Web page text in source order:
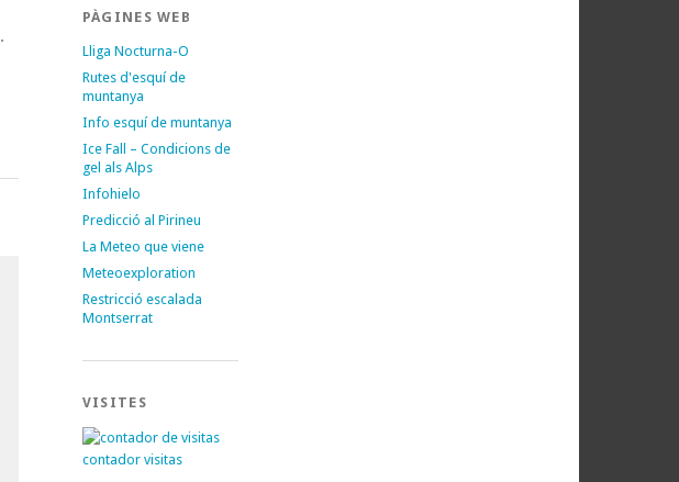
.
PÀGINES WEB
Lliga Nocturna-O
Rutes d'esquí de
muntanya
Info esquí de muntanya
Ice Fall – Condicions de
gel als Alps
Infohielo
Predicció al Pirineu
La Meteo que viene
Meteoexploration
Restricció escalada
Montserrat
VISITES
contador visitas